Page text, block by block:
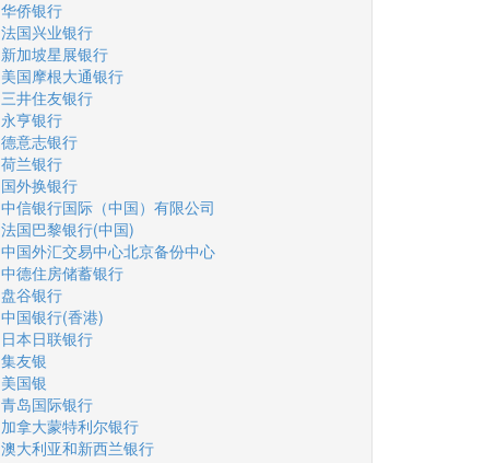
华侨银行
法国兴业银行
新加坡星展银行
美国摩根大通银行
三井住友银行
永亨银行
德意志银行
荷兰银行
国外换银行
中信银行国际（中国）有限公司
法国巴黎银行(中国)
中国外汇交易中心北京备份中心
中德住房储蓄银行
盘谷银行
中国银行(香港)
日本日联银行
集友银
美国银
青岛国际银行
加拿大蒙特利尔银行
澳大利亚和新西兰银行